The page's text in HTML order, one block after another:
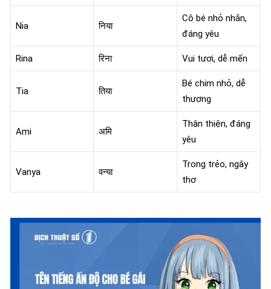
Nia निया
Cô bé nhỏ nhắn,
đáng yêu
Rina रिना Vui tươi, dễ mến
Tia तिया
Bé chim nhỏ, dễ
thương
Ami अमि
Thân thiện, đáng
yêu
Vanya वन्या
Trong trẻo, ngây
thơ